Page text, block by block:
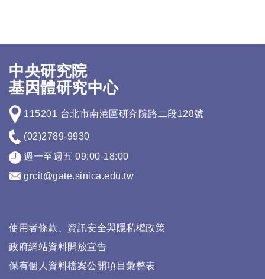
中央研究院
基因體研究中心
115201 台北市南港區研究院路二段128號
(02)2789-9930
週一至週五 09:00-18:00
grcit@gate.sinica.edu.tw
使用者條款、資訊安全與隱私權政策
政府網站資料開放宣告
保有個人資料檔案公開項目彙整表